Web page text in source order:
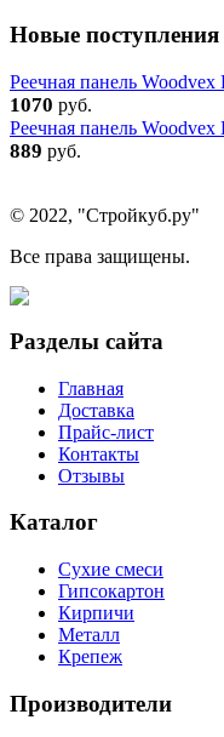
Новые поступления
Реечная панель
1070 руб.
Реечная панель
889 руб.
© 2022, "Стройкуб.ру"
Все права защищены.
Разделы сайта
Главная
Доставка
Прайс-лист
Контакты
Отзывы
Каталог
Сухие смеси
Гипсокартон
Кирпичи
Металл
Крепеж
Производители